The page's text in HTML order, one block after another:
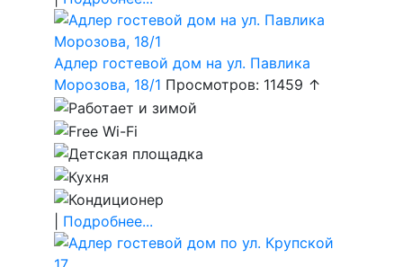
Адлер гостевой дом на ул. Павлика
Морозова, 18/1 Просмотров: 11459 ↑
Подробнее...